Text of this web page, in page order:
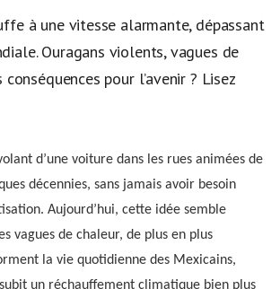
à une vitesse alarmante, dépassant
Ouragans violents, vagues de
pour l’avenir ? Lisez
d’une voiture dans les rues animées de
décennies, sans jamais avoir besoin
Aujourd’hui, cette idée semble
vagues de chaleur, de plus en plus
la vie quotidienne des Mexicains,
un réchauffement climatique bien plus